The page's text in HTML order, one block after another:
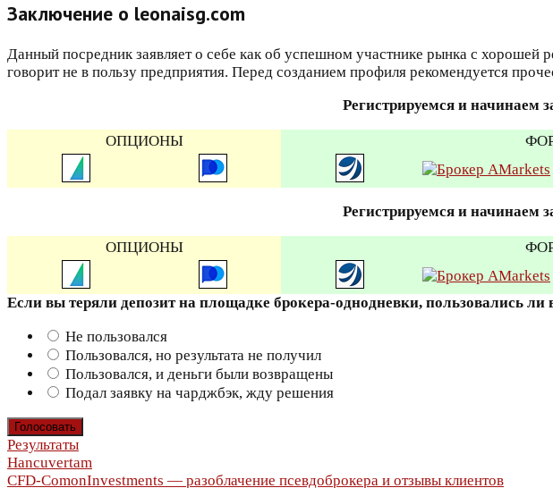
Заключение о leonaisg.com
Данный посредник заявляет о себе как об успешном участнике рынка с
говорит не в пользу предприятия. Перед созданием профиля рекомендуется
Регистрируемся и начинаем
ОПЦИОНЫ
Регистрируемся и начинаем
ОПЦИОНЫ
Если вы теряли депозит на площадке брокера-однодневки, пользовались
Не пользовался
Пользовался, но результата не получил
Пользовался, и деньги были возвращены
Подал заявку на чарджбэк, жду решения
Результаты
Навигация
Hancuvertam
CFD-ComonInvestments — разоблачение псевдоброкера и отзывы клиентов